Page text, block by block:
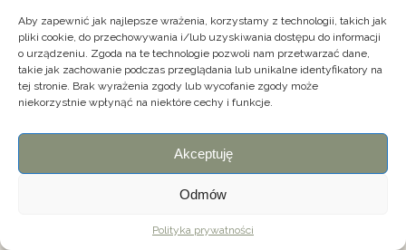
Aby zapewnić jak najlepsze wrażenia, korzystamy z technologii, takich jak
pliki cookie, do przechowywania i/lub uzyskiwania dostępu do informacji
o urządzeniu. Zgoda na te technologie pozwoli nam przetwarzać dane,
takie jak zachowanie podczas przeglądania lub unikalne identyfikatory na
tej stronie. Brak wyrażenia zgody lub wycofanie zgody może
niekorzystnie wpłynąć na niektóre cechy i funkcje.
Akceptuję
Odmów
Polityka prywatności